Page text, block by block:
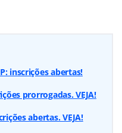
inscrições abertas!
prorrogadas. VEJA!
abertas. VEJA!